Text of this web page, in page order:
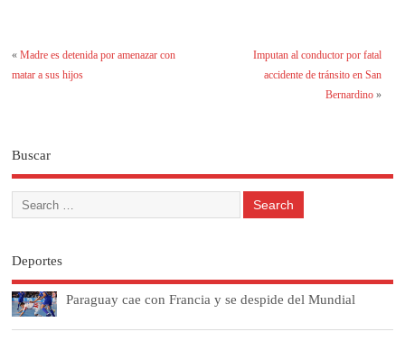
«Madre es detenida por amenazar con
matar a sus hijos
Imputan al conductor por fatal
accidente de tránsito en San
Bernardino»
Buscar
Deportes
Paraguay cae con Francia y se despide del Mundial